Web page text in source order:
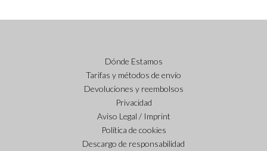
Dónde Estamos
Tarifas y métodos de envío
Devoluciones y reembolsos
Privacidad
Aviso Legal / Imprint
Política de cookies
Descargo de responsabilidad